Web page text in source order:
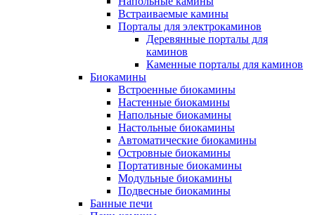
Встраиваемые камины
Порталы для электрокаминов
Деревянные порталы для
каминов
Каменные порталы для каминов
Биокамины
Встроенные биокамины
Настенные биокамины
Напольные биокамины
Настольные биокамины
Автоматические биокамины
Островные биокамины
Портативные биокамины
Модульные биокамины
Подвесные биокамины
Банные печи